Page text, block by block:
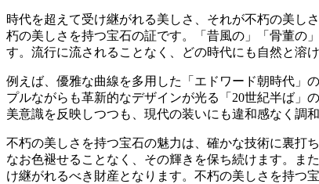
時代を超えて受け継がれる美しさ、それが不朽の美しさ
朽の美しさを持つ宝石の証です。「昔風の」「骨董の
す。流行に流されることなく、どの時代にも自然と溶
例えば、優雅な曲線を多用した「エドワード朝時代」
プルながらも革新的なデザインが光る「20世紀半ば」
美意識を反映しつつも、現代の装いにも違和感なく調
不朽の美しさを持つ宝石の魅力は、確かな技術に裏打
なお色褪せることなく、その輝きを保ち続けます。ま
け継がれるべき財産となります。不朽の美しさを持つ